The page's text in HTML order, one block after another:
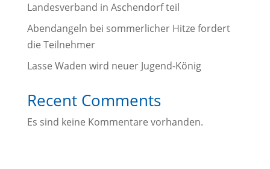
Landesverband in Aschendorf teil
Abendangeln bei sommerlicher Hitze fordert
die Teilnehmer
Lasse Waden wird neuer Jugend-König
Recent Comments
Es sind keine Kommentare vorhanden.